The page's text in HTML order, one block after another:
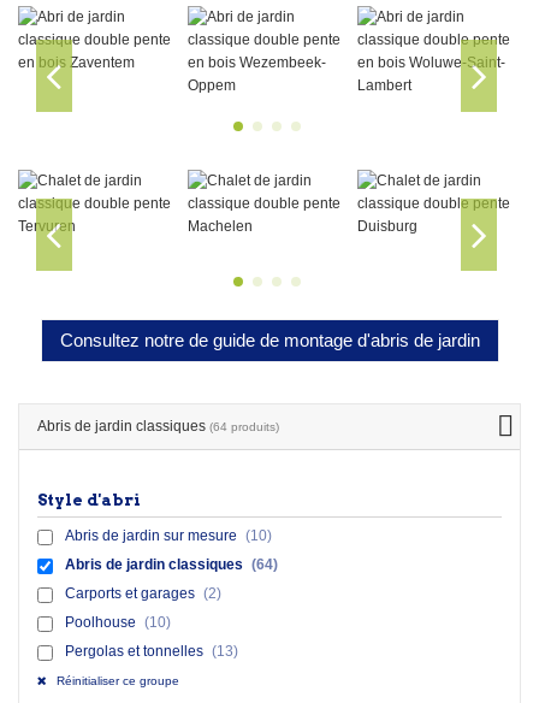
Consultez notre de guide de montage d'abris de jardin
Abris de jardin classiques (64 produits)
Style d'abri
Abris de jardin sur mesure (10)
Abris de jardin classiques (64)
Carports et garages (2)
Poolhouse (10)
Pergolas et tonnelles (13)
Réinitialiser ce groupe